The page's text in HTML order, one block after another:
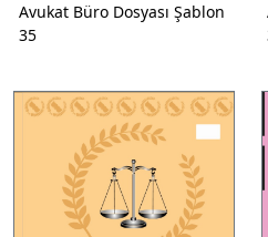
Avukat Büro Dosyası Şablon
35